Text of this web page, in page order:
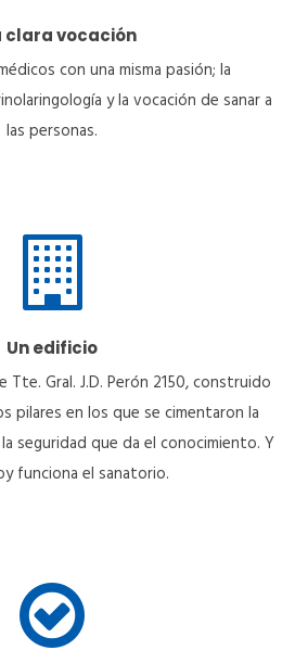
clara vocación
con una misma pasión; la
y la vocación de sanar a
las personas.
Un edificio
Tte. Gral. J.D. Perón 2150, construido
pilares en los que se cimentaron la
seguridad que da el conocimiento. Y
funciona el sanatorio.